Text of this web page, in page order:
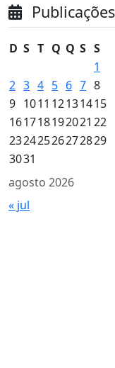
agosto 2026
D S T Q Q S S
1
2 3 4 5 6 7 8
9 1011 12131415
161718192021 22
23242526272829
3031
« jul